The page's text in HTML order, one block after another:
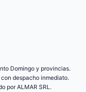
Domingo y provincias.
despacho inmediato.
por ALMAR SRL.